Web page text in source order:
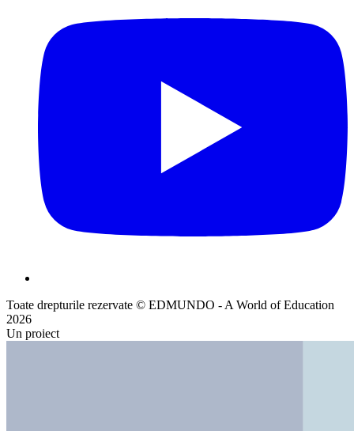
Toate drepturile rezervate © EDMUNDO - A World of Education
2026
Un proiect